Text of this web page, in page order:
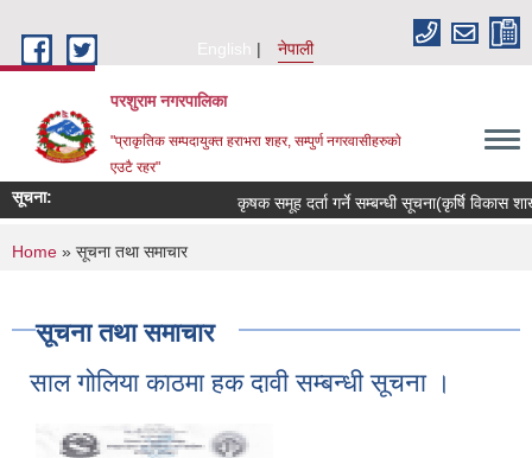
English
नेपाली
परशुराम नगरपालिका
"प्राकृतिक सम्पदायुक्त हराभरा शहर, सम्पुर्ण नगरवासीहरुकाे
एउटै रहर"
सूचना: कृषक समूह दर्ता गर्ने सम्बन्धी सूचना(कृर्षि विकास शाखा)
You are here
Home » सूचना तथा समाचार
सूचना तथा समाचार
साल गोलिया काठमा हक दावी सम्बन्धी सूचना ।